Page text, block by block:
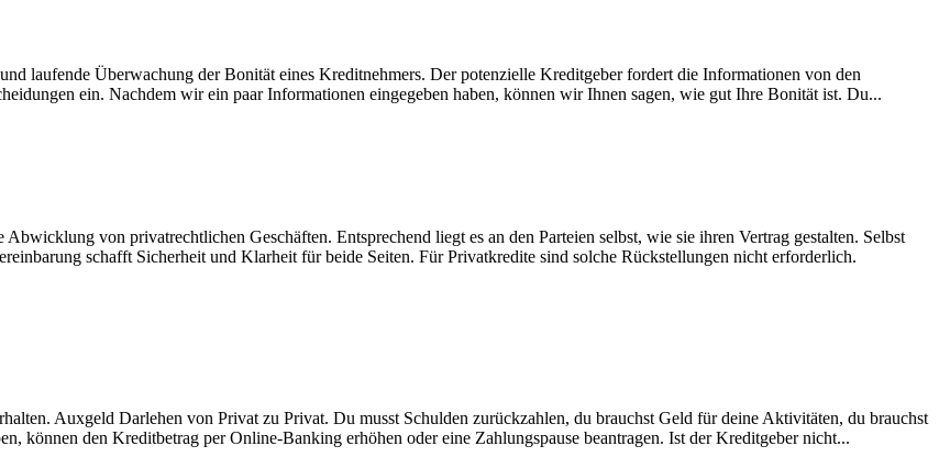
laufende Überwachung der Bonität eines Kreditnehmers. Der potenzielle Kreditgeber fordert die Informationen von den
ein. Nachdem wir ein paar Informationen eingegeben haben, können wir Ihnen sagen, wie gut Ihre Bonität ist. Du...
von privatrechtlichen Geschäften. Entsprechend liegt es an den Parteien selbst, wie sie ihren Vertrag gestalten. Selbst
schafft Sicherheit und Klarheit für beide Seiten. Für Privatkredite sind solche Rückstellungen nicht erforderlich.
Auxgeld Darlehen von Privat zu Privat. Du musst Schulden zurückzahlen, du brauchst Geld für deine Aktivitäten, du brauchst
können den Kreditbetrag per Online-Banking erhöhen oder eine Zahlungspause beantragen. Ist der Kreditgeber nicht...